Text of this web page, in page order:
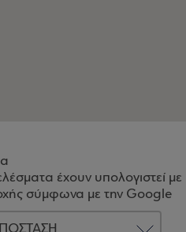
έχουν υπολογιστεί με
σύμφωνα με την Google